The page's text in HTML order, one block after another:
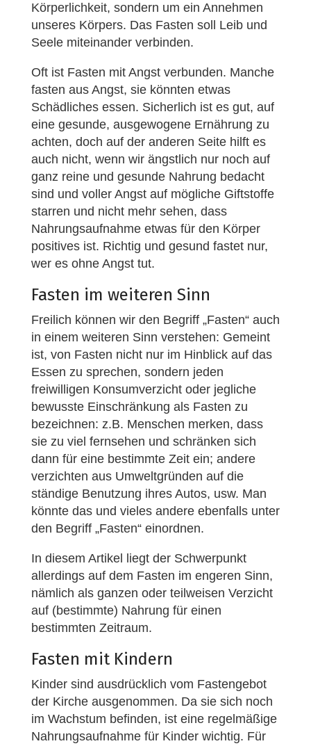
Körperlichkeit, sondern um ein Annehmen
unseres Körpers. Das Fasten soll Leib und
Seele miteinander verbinden.
Oft ist Fasten mit Angst verbunden. Manche
fasten aus Angst, sie könnten etwas
Schädliches essen. Sicherlich ist es gut, auf
eine gesunde, ausgewogene Ernährung zu
achten, doch auf der anderen Seite hilft es
auch nicht, wenn wir ängstlich nur noch auf
ganz reine und gesunde Nahrung bedacht
sind und voller Angst auf mögliche Giftstoffe
starren und nicht mehr sehen, dass
Nahrungsaufnahme etwas für den Körper
positives ist. Richtig und gesund fastet nur,
wer es ohne Angst tut.
Fasten im weiteren Sinn
Freilich können wir den Begriff „Fasten“ auch
in einem weiteren Sinn verstehen: Gemeint
ist, von Fasten nicht nur im Hinblick auf das
Essen zu sprechen, sondern jeden
freiwilligen Konsumverzicht oder jegliche
bewusste Einschränkung als Fasten zu
bezeichnen: z.B. Menschen merken, dass
sie zu viel fernsehen und schränken sich
dann für eine bestimmte Zeit ein; andere
verzichten aus Umweltgründen auf die
ständige Benutzung ihres Autos, usw. Man
könnte das und vieles andere ebenfalls unter
den Begriff „Fasten“ einordnen.
In diesem Artikel liegt der Schwerpunkt
allerdings auf dem Fasten im engeren Sinn,
nämlich als ganzen oder teilweisen Verzicht
auf (bestimmte) Nahrung für einen
bestimmten Zeitraum.
Fasten mit Kindern
Kinder sind ausdrücklich vom Fastengebot
der Kirche ausgenommen. Da sie sich noch
im Wachstum befinden, ist eine regelmäßige
Nahrungsaufnahme für Kinder wichtig. Für